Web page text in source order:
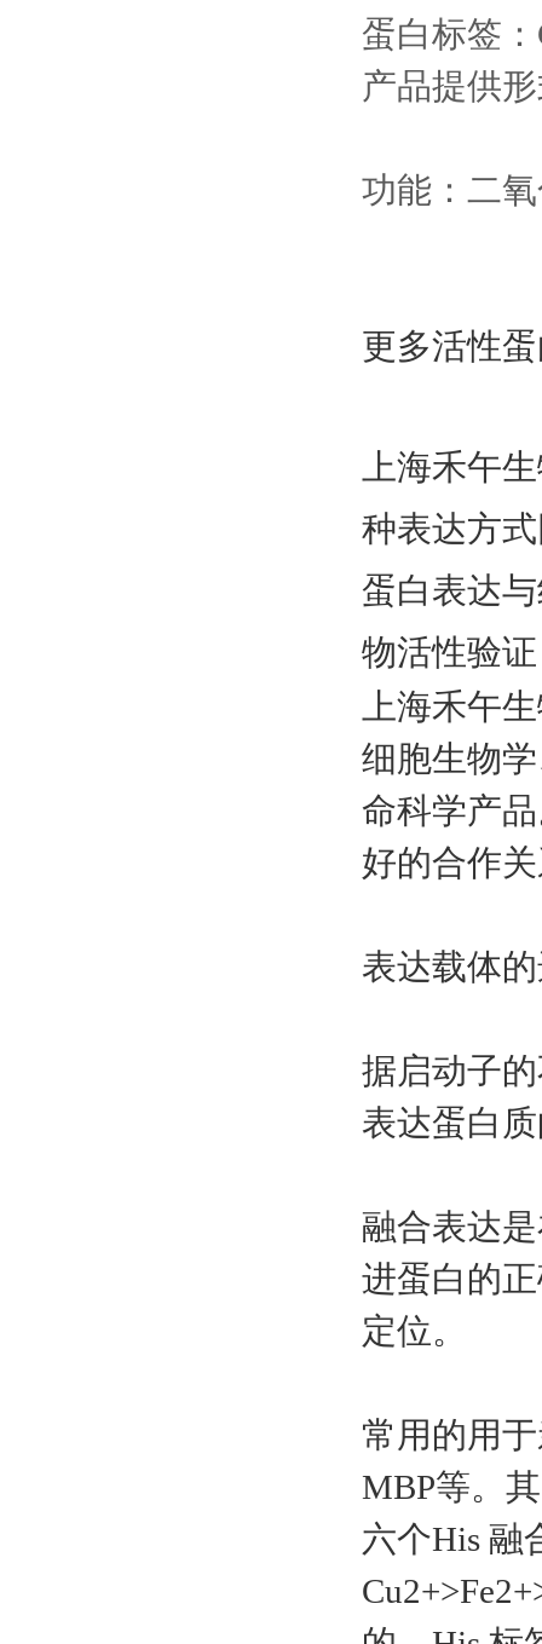
蛋白标签：
产品提供
功能：二
更多活性
上海禾午
种表达方
蛋白表达
物活性验证
上海禾午
细胞生物
命科学产
好的合作
表达载体
据启动子
表达蛋白
融合表达
进蛋白的
定位。
常用的用
MBP等。
六个His 融